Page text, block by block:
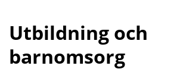
Utbildning och
barnomsorg